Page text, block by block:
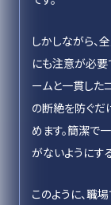
しかしながら、
にも注意が必要
ームと一貫した
の断絶を防ぐだ
めます。簡潔で
がないようにす
このように、職